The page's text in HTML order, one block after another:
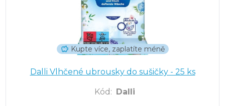
Kupte více, zaplatíte méně
Dalli Vlhčené ubrousky do sušičky - 25 ks
Kód : Dalli